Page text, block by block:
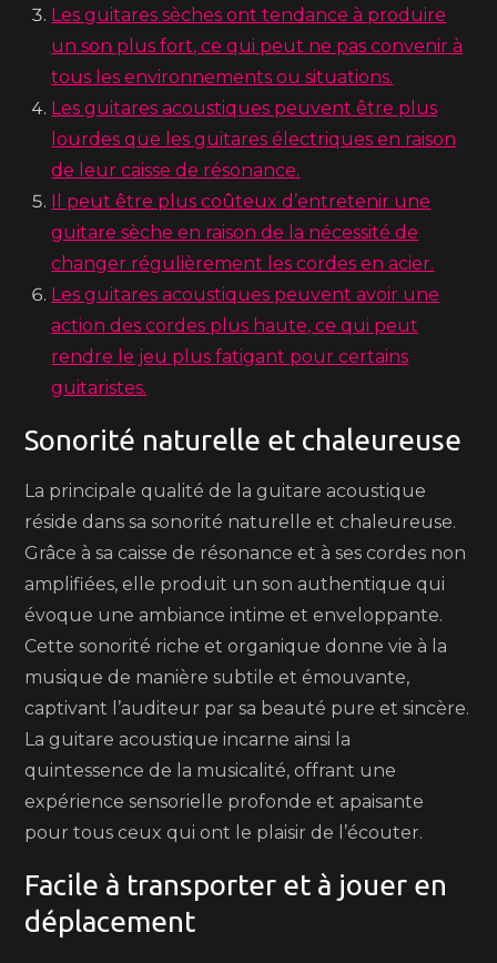
Les guitares sèches ont tendance à produire
un son plus fort, ce qui peut ne pas convenir à
tous les environnements ou situations.
Les guitares acoustiques peuvent être plus
lourdes que les guitares électriques en raison
de leur caisse de résonance.
Il peut être plus coûteux d’entretenir une
guitare sèche en raison de la nécessité de
changer régulièrement les cordes en acier.
Les guitares acoustiques peuvent avoir une
action des cordes plus haute, ce qui peut
rendre le jeu plus fatigant pour certains
guitaristes.
Sonorité naturelle et chaleureuse
La principale qualité de la guitare acoustique
réside dans sa sonorité naturelle et chaleureuse.
Grâce à sa caisse de résonance et à ses cordes non
amplifiées, elle produit un son authentique qui
évoque une ambiance intime et enveloppante.
Cette sonorité riche et organique donne vie à la
musique de manière subtile et émouvante,
captivant l’auditeur par sa beauté pure et sincère.
La guitare acoustique incarne ainsi la
quintessence de la musicalité, offrant une
expérience sensorielle profonde et apaisante
pour tous ceux qui ont le plaisir de l’écouter.
Facile à transporter et à jouer en
déplacement